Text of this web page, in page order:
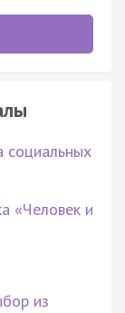
социальных
«Человек и
из